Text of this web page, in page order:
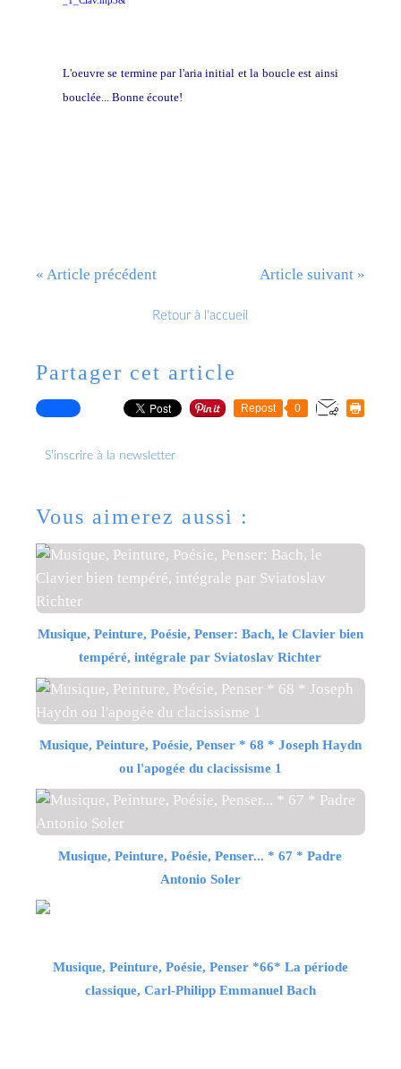
L'oeuvre se termine par l'aria initial et la boucle est ainsi
bouclée... Bonne écoute!
« Article précédent Article suivant »
Retour à l'accueil
Partager cet article
Repost 0
S'inscrire à la newsletter
Vous aimerez aussi :
Musique, Peinture, Poésie, Penser: Bach, le Clavier bien
tempéré, intégrale par Sviatoslav Richter
Musique, Peinture, Poésie, Penser * 68 * Joseph Haydn
ou l'apogée du clacissisme 1
Musique, Peinture, Poésie, Penser... * 67 * Padre
Antonio Soler
Musique, Peinture, Poésie, Penser *66* La période
classique, Carl-Philipp Emmanuel Bach